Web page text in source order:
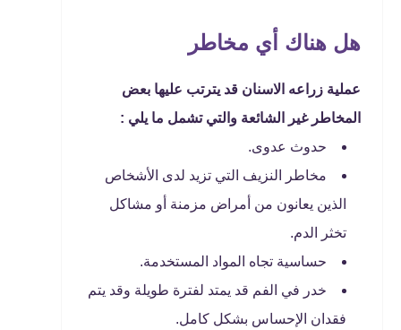
هل هناك أي مخاطر
عملية زراعه الاسنان قد يترتب عليها بعض
المخاطر غير الشائعة والتي تشمل ما يلي :
حدوث عدوى.
مخاطر النزيف التي تزيد لدى الأشخاص
الذين يعانون من أمراض مزمنة أو مشاكل
تخثر الدم.
حساسية تجاه المواد المستخدمة.
خدر في الفم قد يمتد لفترة طويلة وقد يتم
فقدان الإحساس بشكل كامل.